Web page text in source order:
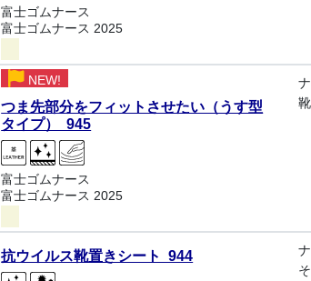
富士ゴムナース
富士ゴムナース 2025
NEW!
つま先部分をフィットさせたい（うす型
タイプ） 945
富士ゴムナース
富士ゴムナース 2025
抗ウイルス靴置きシート 944